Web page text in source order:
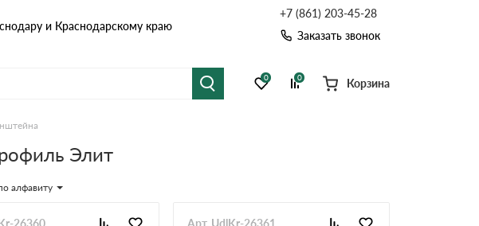
и Краснодарскому краю
+7 (861) 203-45-28
Заказать звонок
Водосточные системы Софиты
0 0 Корзина
Элит
алфавиту
26360 Арт. UdlKr-26361